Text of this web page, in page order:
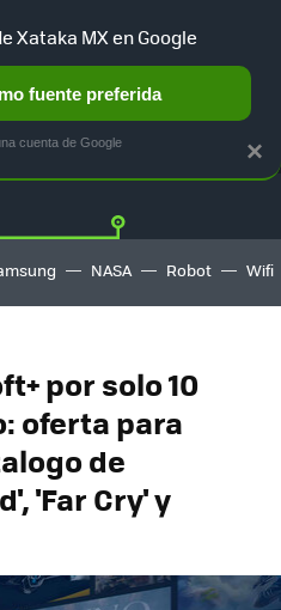
MERCADO LIBRE
NASA Robot Wifi
por solo 10
oferta para
de
'Far Cry' y
×
Xataka MX en Google
fuente preferida
cuenta de Google